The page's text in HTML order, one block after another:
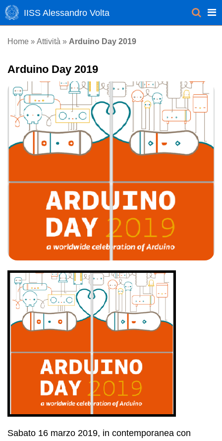
IISS Alessandro Volta
Home » Attività » Arduino Day 2019
Arduino Day 2019
Sabato 16 marzo 2019, in contemporanea con